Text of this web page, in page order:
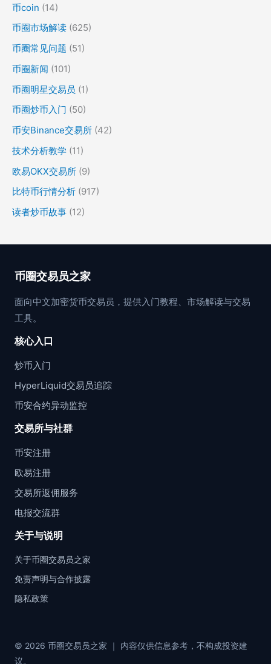
币coin (14)
币圈市场解读 (625)
币圈常见问题 (51)
币圈新闻 (101)
币圈明星交易员 (1)
币圈炒币入门 (50)
币安Binance交易所 (42)
技术分析教学 (11)
欧易OKX交易所 (9)
比特币行情分析 (917)
读者炒币故事 (12)
币圈交易员之家
面向中文加密货币交易员，提供入门教程、市场解读与交易
工具。
核心入口
炒币入门
HyperLiquid交易员追踪
币安合约异动监控
交易所与社群
币安注册
欧易注册
交易所返佣服务
电报交流群
关于与说明
关于币圈交易员之家
免责声明与合作披露
隐私政策
© 2026 币圈交易员之家 ｜ 内容仅供信息参考，不构成投资建
议。